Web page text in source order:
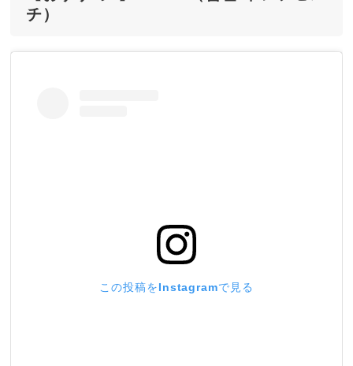
チ）
この投稿をInstagramで見る